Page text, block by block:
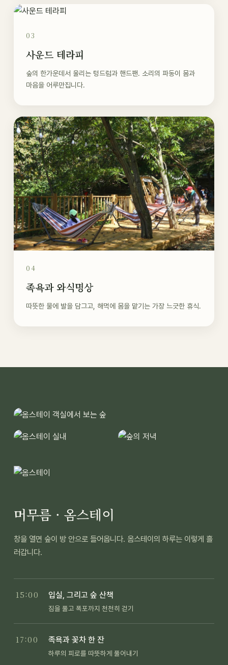
03
사운드 테라피
숲의 한가운데서 울리는 텅드럼과 핸드팬. 소리의 파동이 몸과
마음을 어루만집니다.
04
족욕과 와식명상
따뜻한 물에 발을 담그고, 해먹에 몸을 맡기는 가장 느긋한 휴식.
머무름 · 옴스테이
창을 열면 숲이 방 안으로 들어옵니다. 옴스테이의 하루는 이렇게 흘
러갑니다.
15:00 입실, 그리고 숲 산책
짐을 풀고 폭포까지 천천히 걷기
17:00 족욕과 꽃차 한 잔
하루의 피로를 따뜻하게 풀어내기